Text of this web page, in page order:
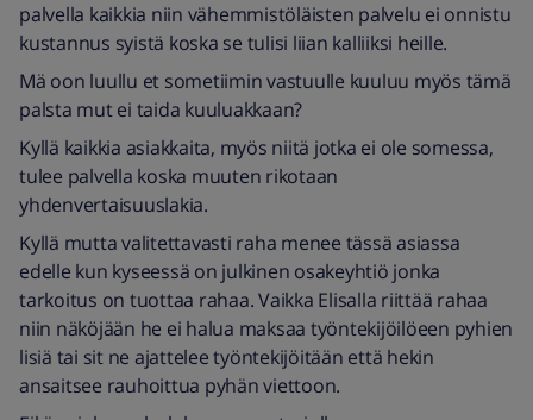
palvella kaikkia niin vähemmistöläisten palvelu ei onnistu
kustannus syistä koska se tulisi liian kalliiksi heille.
Mä oon luullu et sometiimin vastuulle kuuluu myös tämä
palsta mut ei taida kuuluakkaan?
Kyllä kaikkia asiakkaita, myös niitä jotka ei ole somessa,
tulee palvella koska muuten rikotaan
yhdenvertaisuuslakia.
Kyllä mutta valitettavasti raha menee tässä asiassa
edelle kun kyseessä on julkinen osakeyhtiö jonka
tarkoitus on tuottaa rahaa. Vaikka Elisalla riittää rahaa
niin näköjään he ei halua maksaa työntekijöilöeen pyhien
lisiä tai sit ne ajattelee työntekijöitään että hekin
ansaitsee rauhoittua pyhän viettoon.